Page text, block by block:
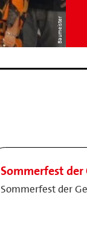
Baumeister
Sommerfest der
Sommerfest der